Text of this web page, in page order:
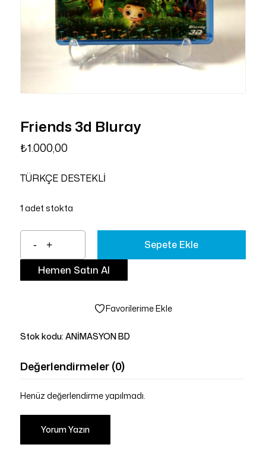
Friends 3d Bluray
₺1.000,00
TÜRKÇE DESTEKLİ
1 adet stokta
Sepete Ekle
Hemen Satın Al
Favorilerime Ekle
Stok kodu: ANİMASYON BD
Değerlendirmeler (0)
Henüz değerlendirme yapılmadı.
Yorum Yazın